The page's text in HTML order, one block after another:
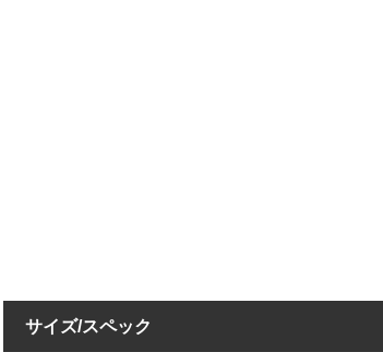
サイズ/スペック